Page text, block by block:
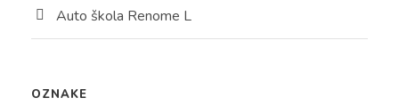
Auto škola Renome L
OZNAKE